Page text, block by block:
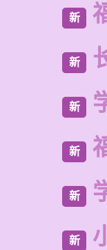
新
新
新
新
新
新